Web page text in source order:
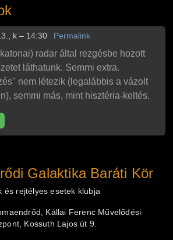
k – 14:30 Permalink
radar által rezgésbe hozott
láthatunk. Semmi extra.
nem létezik (legalábbis a vázolt
semmi más, mint hisztéria-keltés.
Galaktika Baráti Kör
és rejtélyes esetek klubja
Kállai Ferenc Művelődési
Kossuth Lajos út 9.